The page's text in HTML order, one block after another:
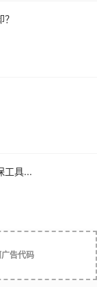
、刮板、美工
杆，挂上面的钩
据身高调整刻度
脚器横档中间,双
工具...
告代码